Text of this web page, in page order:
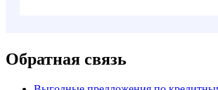
Обратная связь